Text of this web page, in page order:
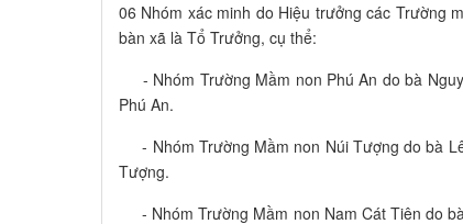
06 Nhóm xác minh do Hiệu trưởng các Trường
bàn xã là Tổ Trưởng, cụ thể:
- Nhóm Trường Mầm non Phú An do bà
Phú An.
- Nhóm Trường Mầm non Núi Tượng do bà
Tượng.
- Nhóm Trường Mầm non Nam Cát Tiên do